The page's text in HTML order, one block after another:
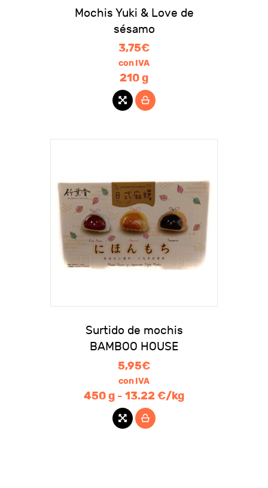
Mochis Yuki & Love de
sésamo
3,75€
con IVA
210 g
Surtido de mochis
BAMBOO HOUSE
5,95€
con IVA
450 g - 13.22 €/kg